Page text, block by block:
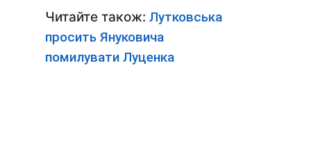
Читайте також: Лутковська
просить Януковича
помилувати Луценка